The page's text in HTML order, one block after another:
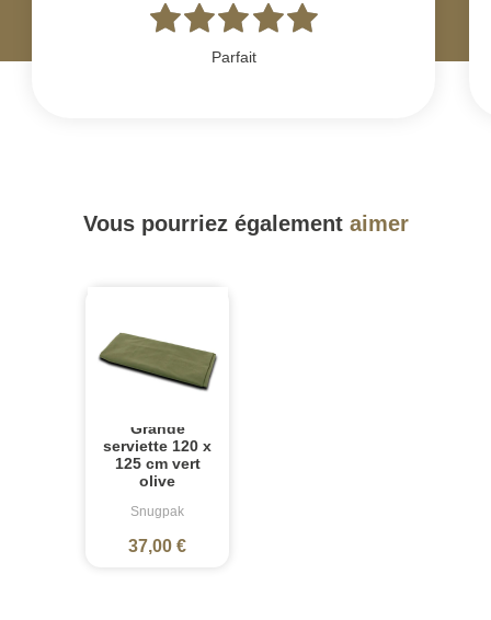
Parfait
Vous pourriez également aimer
Grande
serviette 120 x
125 cm vert
olive
Snugpak
37,00 €